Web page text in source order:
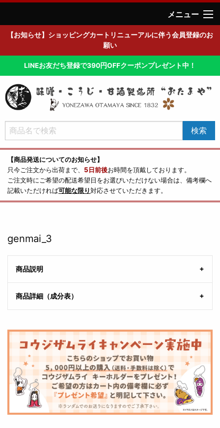
メニュー
【お知らせ】ショッピングカートリニューアルに伴う会員登録のお
願い
LINEお友だち登録で390円OFFクーポンプレゼント中！
【商品発送についてのお知らせ】
只今ご注文から出荷まで、 5日前後お時間を頂戴しております。
ご注文時にご希望の配送希望日をお選びいただけない場合は、備考欄へ
記載いただければ可能な限り対応させていただきます。
genmai_3
商品説明
商品詳細（成分表）